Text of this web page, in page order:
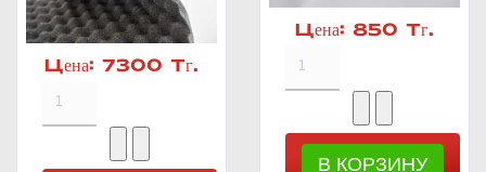
Цена: 7300 Тг.
Цена: 850 Тг.